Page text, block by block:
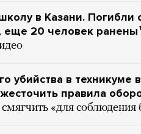
в Казани. Погибли
еще 20 человек ранены
убийства в техникуме
правила
«для соблюдения